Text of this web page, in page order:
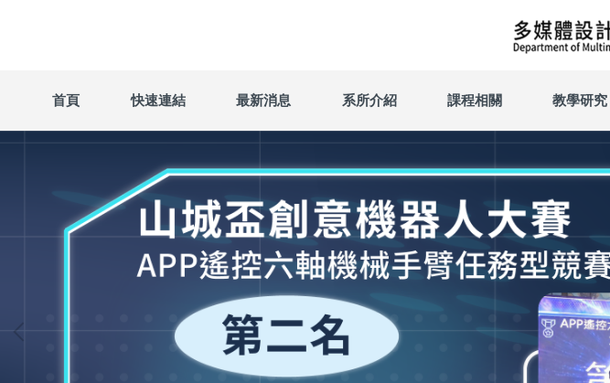
區
首頁 快速連結 最新消息 系所介紹 課程相關 教學研究